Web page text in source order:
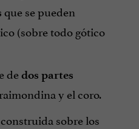
que se pueden
(sobre todo gótico
dedos partes
y el coro.
sobre los